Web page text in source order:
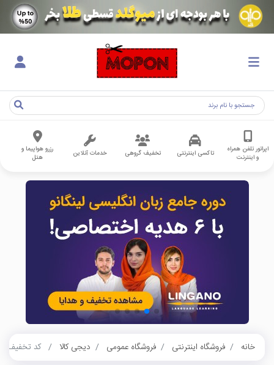
اپراتور تلفن همراه
و اینترنت
تاکسی اینترنتی تخفیف گروهی خدمات آنلاین
رزرو هواپیما و
هتل
خانه فروشگاه اینترنتی فروشگاه عمومی دیجی کالا کد تخفیف